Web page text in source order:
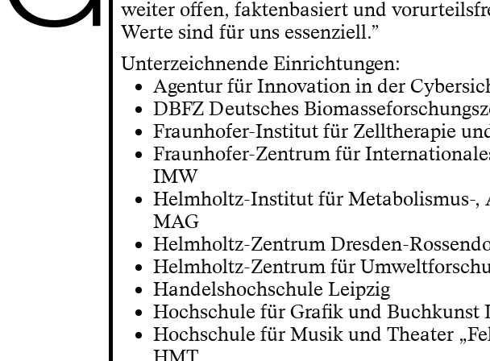
weiter offen, faktenbasiert und
Werte sind für uns essenziell.”
Unterzeichnende Einrichtungen:
Agentur für Innovation in der
DBFZ Deutsches
Fraunhofer-Institut für Zelltherapie
Fraunhofer-Zentrum für
IMW
Helmholtz-Institut für Metabolismus-,
MAG
Helmholtz-Zentrum Dresden-
Helmholtz-Zentrum für
Handelshochschule Leipzig
Hochschule für Grafik und Buchkunst
Hochschule für Musik und Theater